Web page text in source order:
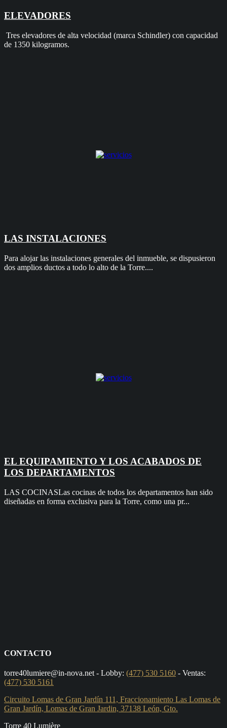
ELEVADORES
Tres elevadores de alta velocidad (marca Schindler) con capacidad
de 1350 kilogramos.
LAS INSTALACIONES
Para alojar las instalaciones generales del inmueble, se dispusieron
dos amplios ductos a todo lo alto de la Torre....
EL EQUIPAMIENTO Y LOS ACABADOS DE
LOS DEPARTAMENTOS
LAS COCINASLas cocinas de todos los departamentos han sido
diseñadas en forma exclusiva para la Torre, como una pr...
CONTACTO
torre40lumiere@in-nova.net - Lobby: (477) 530 5160 - Ventas:
(477) 530 5161
Circuito Lomas de Gran Jardín 111, Fraccionamiento Las Lomas de
Gran Jardín, Lomas de Gran Jardin, 37138 León, Gto.
Torre 40 Lumière